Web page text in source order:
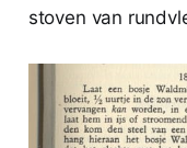
stoven van